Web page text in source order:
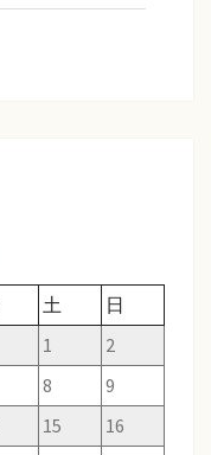
土
日
1
2
8
9
15
16